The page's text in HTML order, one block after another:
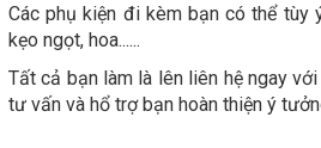
Các phụ kiện đi kèm bạn có thể tùy
kẹo ngọt, hoa......
Tất cả bạn làm là lên liên hệ ngay
tư vấn và hổ trợ bạn hoàn thiện ý